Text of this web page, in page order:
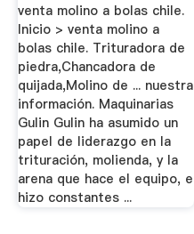
venta molino a bolas chile.
Inicio > venta molino a
bolas chile. Trituradora de
piedra,Chancadora de
quijada,Molino de ... nuestra
información. Maquinarias
Gulin Gulin ha asumido un
papel de liderazgo en la
trituración, molienda, y la
arena que hace el equipo, e
hizo constantes ...